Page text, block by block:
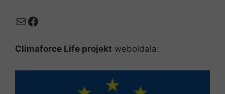
MailFacebook
Climaforce Life projekt weboldala: